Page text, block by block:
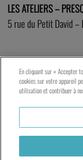
LES ATELIERS –
5 rue du Petit David –
En cliquant sur « Accepter
cookies sur votre appareil
utilisation et contribuer à